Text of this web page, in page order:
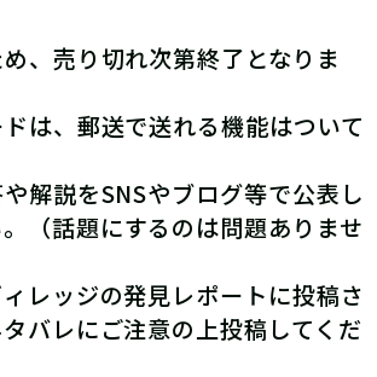
、売り切れ次第終了となりま
は、郵送で送れる機能はついて
解説をSNSやブログ等で公表し
（話題にするのは問題ありませ
レッジの発見レポートに投稿さ
バレにご注意の上投稿してくだ